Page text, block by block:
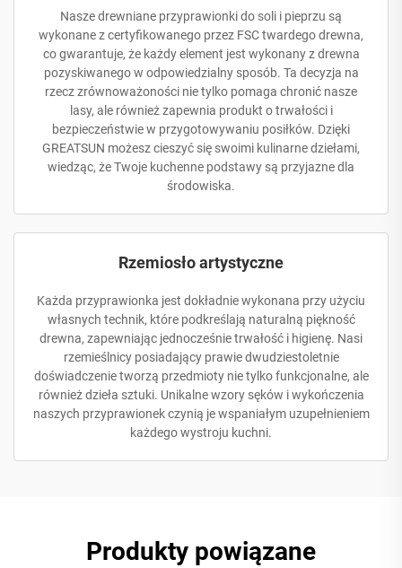
Nasze drewniane przyprawionki do soli i pieprzu są
wykonane z certyfikowanego przez FSC twardego drewna,
co gwarantuje, że każdy element jest wykonany z drewna
pozyskiwanego w odpowiedzialny sposób. Ta decyzja na
rzecz zrównoważoności nie tylko pomaga chronić nasze
lasy, ale również zapewnia produkt o trwałości i
bezpieczeństwie w przygotowywaniu posiłków. Dzięki
GREATSUN możesz cieszyć się swoimi kulinarne dziełami,
wiedząc, że Twoje kuchenne podstawy są przyjazne dla
środowiska.
Rzemiosło artystyczne
Każda przyprawionka jest dokładnie wykonana przy użyciu
własnych technik, które podkreślają naturalną piękność
drewna, zapewniając jednocześnie trwałość i higienę. Nasi
rzemieślnicy posiadający prawie dwudziestoletnie
doświadczenie tworzą przedmioty nie tylko funkcjonalne, ale
również dzieła sztuki. Unikalne wzory sęków i wykończenia
naszych przyprawionek czynią je wspaniałym uzupełnieniem
każdego wystroju kuchni.
Produkty powiązane